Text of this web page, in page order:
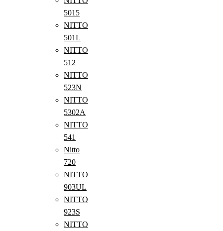
5015
NITTO
501L
NITTO
512
NITTO
523N
NITTO
5302A
NITTO
541
Nitto
720
NITTO
903UL
NITTO
923S
NITTO